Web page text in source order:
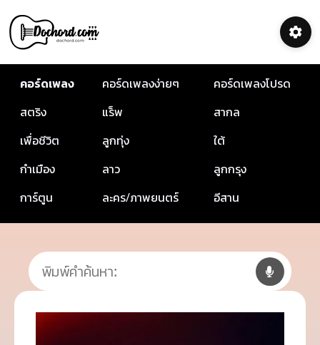
คอร์ดเพลง คอร์ดเพลงง่ายๆ
คอร์ดเพลงโปรด
สตริง
แร็พ
สากล
เพื่อชีวิต
ลูกทุ่ง
ใต้
กำเมือง
ลาว
ลูกกรุง
การ์ตูน
ละคร/ภาพยนตร์ อีสาน